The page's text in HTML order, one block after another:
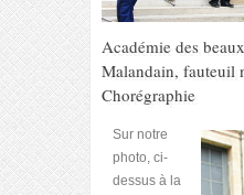
Académie des
Malandain, fauteuil
Chorégraphie
Sur notre
photo, ci-
dessus à la